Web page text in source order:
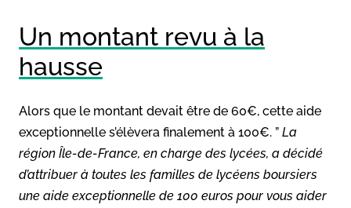
Un montant revu à la
hausse
Alors que le montant devait être de 60€, cette aide
exceptionnelle s’élèvera finalement à 100€. ” La
région Île-de-France, en charge des lycées, a décidé
d’attribuer à toutes les familles de lycéens boursiers
une aide exceptionnelle de 100 euros pour vous aider